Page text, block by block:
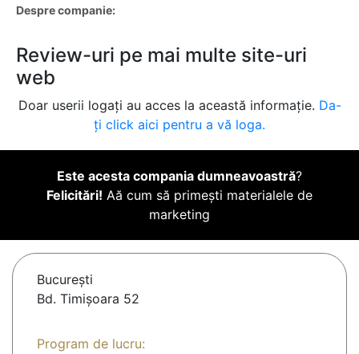
Despre companie:
Review-uri pe mai multe site-uri
web
Doar userii logați au acces la această informație. Da-
ți click aici pentru a vă loga.
Este acesta compania dumneavoastră?
Felicitări! Aă cum să primești materialele de
marketing
Bucureşti
Bd. Timișoara 52
Program de lucru: